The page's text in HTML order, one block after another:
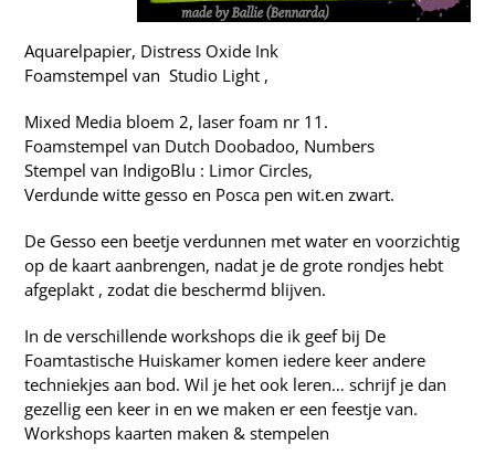
Aquarelpapier, Distress Oxide Ink
Foamstempel van Studio Light ,
Mixed Media bloem 2, laser foam nr 11 .
Foamstempel van Dutch Doobadoo, Numbers
Stempel van IndigoBlu : Limor Circles,
Verdunde witte gesso en Posca pen wit.en zwart.
De Gessoeen beetje verdunnen met water en voorzichtig
op de kaart aanbrengen, nadat je de grote rondjes hebt
afgeplakt , zodat die beschermd blijven.
In de verschillende workshops die ik geef bij De
Foamtastische Huiskamer komen iedere keer andere
techniekjes aan bod. Wil je het ook leren… schrijf je dan
gezellig een keer in en we maken er een feestje van.
Workshops kaarten maken & stempelen